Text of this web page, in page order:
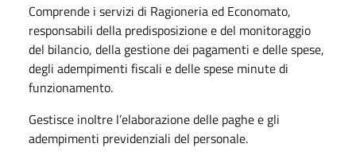
Comprende i servizi di Ragioneria ed Economato,
responsabili della predisposizione e del monitoraggio
del bilancio, della gestione dei pagamenti e delle spese,
degli adempimenti fiscali e delle spese minute di
funzionamento.
Gestisce inoltre l’elaborazione delle paghe e gli
adempimenti previdenziali del personale.